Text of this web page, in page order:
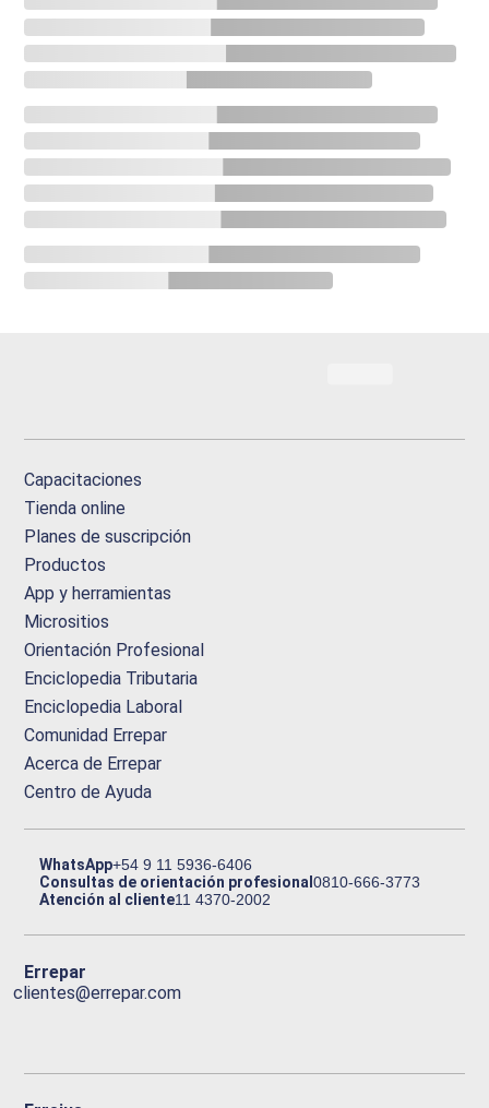
Capacitaciones
Tienda online
Planes de suscripción
Productos
App y herramientas
Micrositios
Orientación Profesional
Enciclopedia Tributaria
Enciclopedia Laboral
Comunidad Errepar
Acerca de Errepar
Centro de Ayuda
WhatsApp+54 9 11 5936-6406
Consultas de orientación profesional0810-666-3773
Atención al cliente11 4370-2002
Errepar
clientes@errepar.com